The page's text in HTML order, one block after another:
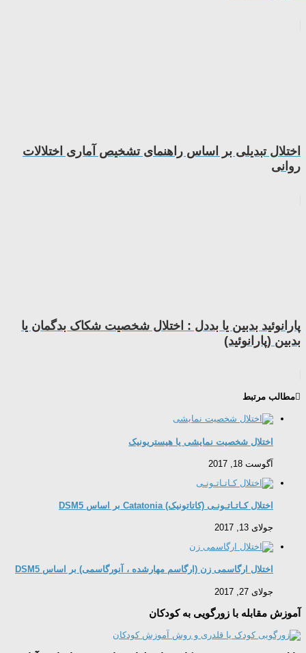
اختلال تبدیلی بر اساس راهنمای تشخیص آماری اختلالات
روانی
پارانوئید بدبین یا بددل : اختلال شخصیت شکاک بدگمان یا
بدبین (پارانوئید)
مطالب مرتبط
اختلال شخصیت نمایشی یا هیستریونیک
آگوست 18, 2017
اختلال کـاتـاتـونـی (کاتاتونیک) Catatonia بر اساس DSM5
جولای 13, 2017
اختلال ارگاسمی زن (ارگاسم مهارشده ، آنورگاسمی) بر اساس DSM5
جولای 27, 2017
آموزش مقابله با زورگویی به کودکان